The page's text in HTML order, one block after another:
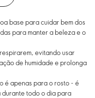
base para cuidar bem dos
para manter a beleza e o
evitando usar
de humidade e prolonga
é apenas para o rosto - é
durante todo o dia para